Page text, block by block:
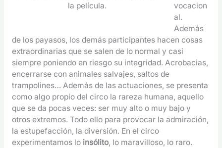
la película.
vocacion
al.
Además
de los payasos, los demás participantes hacen cosas
extraordinarias que se salen de lo normal y casi
siempre poniendo en riesgo su integridad. Acrobacias,
encerrarse con animales salvajes, saltos de
trampolines… Además de las actuaciones, se presenta
como algo propio del circo la rareza humana, aquello
que se da pocas veces: ser muy alto o muy bajo y
otros extremos. Todo ello para provocar la admiración,
la estupefacción, la diversión. En el circo
experimentamos lo insólito, lo maravilloso, lo raro.